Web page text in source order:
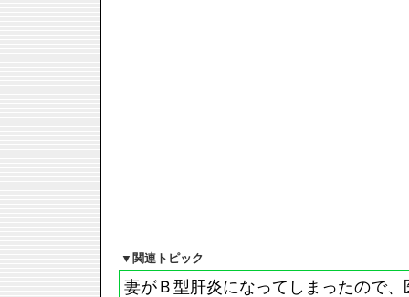
▼ 関連トピック
妻がＢ型肝炎になってしまったので